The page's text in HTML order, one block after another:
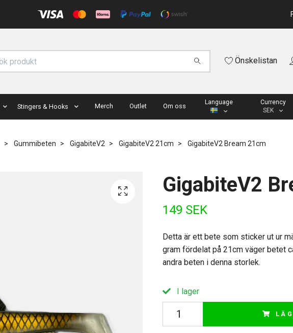
Önskelistan
Stingers & Hooks Merch Outlet Om oss Language
Currency
SEK
Gummibeten GigabiteV2 GigabiteV2 21cm GigabiteV2 Bream 21cm
GigabiteV2
149 SEK
Detta är ett bete som sticker ut ur
gram fördelat på 21cm väger betet
andra beten i denna storlek.
I lager